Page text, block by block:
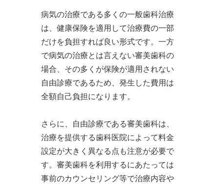
病気の治療である多くの一般歯科治療
は、健康保険を適用して治療費の一部
だけを負担すれば良い形式です。一方
で病気の治療とは言えない審美歯科の
場合、その多くが保険が適用されない
自由診療であるため、発生した費用は
全額自己負担になります。
さらに、自由診療である審美歯科は、
治療を提供する歯科医院によって料金
設定が大きく異なる点も注意が必要で
す。審美歯科を利用するにあたっては
事前のカウンセリング等で治療内容や